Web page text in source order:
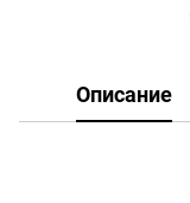
Описание